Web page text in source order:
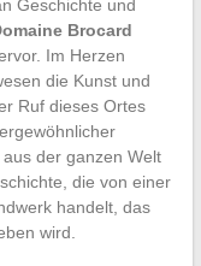
Geschichte und
Brocard
Im Herzen
die Kunst und
Ruf dieses Ortes
der ganzen Welt
die von einer
handelt, das
wird.